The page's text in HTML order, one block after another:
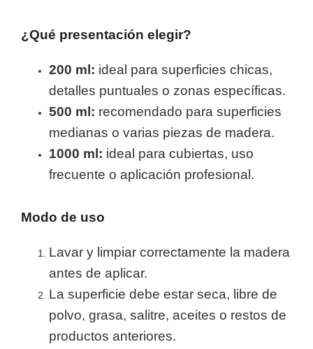
¿Qué presentación elegir?
200 ml: ideal para superficies chicas,
detalles puntuales o zonas específicas.
500 ml: recomendado para superficies
medianas o varias piezas de madera.
1000 ml: ideal para cubiertas, uso
frecuente o aplicación profesional.
Modo de uso
Lavar y limpiar correctamente la madera
antes de aplicar.
La superficie debe estar seca, libre de
polvo, grasa, salitre, aceites o restos de
productos anteriores.